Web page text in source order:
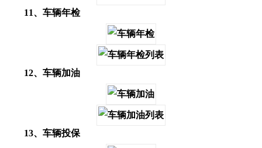
11、车辆年检
12、车辆加油
13、车辆投保